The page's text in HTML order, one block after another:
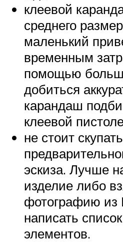
клеевой
среднего
маленький
временным
помощью
добиться
карандаш
клеевой
не стоит
эскиза. Лучше
изделие либо
фотографию из
написать
элементов.